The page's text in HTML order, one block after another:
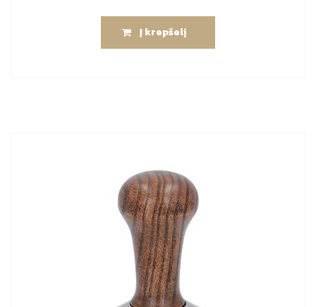
Į krepšelį